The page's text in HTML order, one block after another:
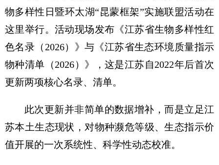
物多样性日暨环太湖“昆蒙框架”实施联盟活动在
这里举行。活动现场发布《江苏省生物多样性红
色名录（2026）》与《江苏省生态环境质量指示
物种清单（2026）》，这是江苏自2022年后首次
更新两项核心名录、清单。
此次更新并非简单的数据增补，而是立足江
苏本土生态现状，对物种濒危等级、生态指示价
值开展的一次系统性、科学性动态校准。